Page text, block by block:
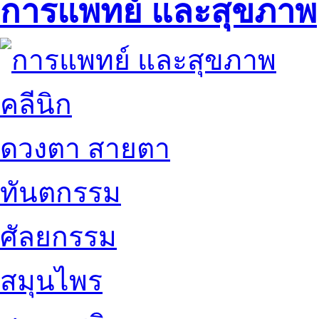
การแพทย์ และสุขภาพ
คลีนิก
ดวงตา สายตา
ทันตกรรม
ศัลยกรรม
สมุนไพร